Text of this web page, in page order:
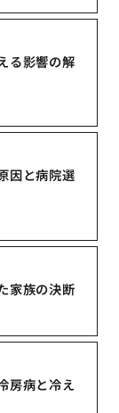
る影響の解
因と病院選
家族の決断
房病と冷え